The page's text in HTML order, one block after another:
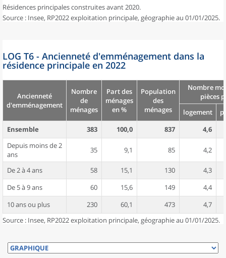
Résidences principales construites avant 2020.
Source : Insee, RP2022 exploitation principale, géographie au 01/01/2025.
LOG T6 - Ancienneté d'emménagement dans la
résidence principale en 2022
Ancienneté
d'emménagement
Nombre
de
ménages
Part des
ménages
en %
Population
des
ménages
Nombre
pièces
logement
Ensemble
383 100,0 837
4,6
Depuis moins de 2
ans
35 9,1 85 4,2
De 2 à 4 ans 58 15,1 130
4,3
De 5 à 9 ans
60 15,6 149
4,4
10 ans ou plus
230 60,1 473
4,7
Source : Insee, RP2022 exploitation principale, géographie au 01/01/2025.